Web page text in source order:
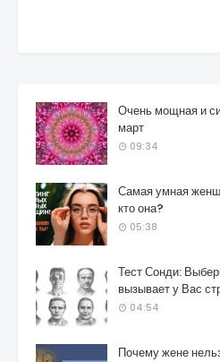
Очень мощная и
март
09:34
Самая умная
кто она?
05:38
Тест Сонди:
вызывает у Вас
04:54
Почему жене